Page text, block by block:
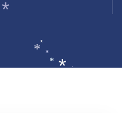
*
*
*
* *
*
*